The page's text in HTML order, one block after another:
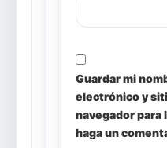
Guardar mi
electrónico y
navegador para
haga un